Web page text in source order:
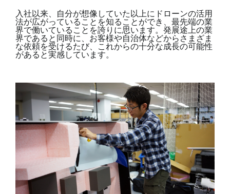
入社以来、自分が想像していた以上にドローンの活用
法が広がっていることを知ることができ、最先端の業
界で働いていることを誇りに思います。発展途上の業
界であると同時に、お客様や自治体などからさまざま
な依頼を受けるたび、これからの十分な成長の可能性
があると実感しています。